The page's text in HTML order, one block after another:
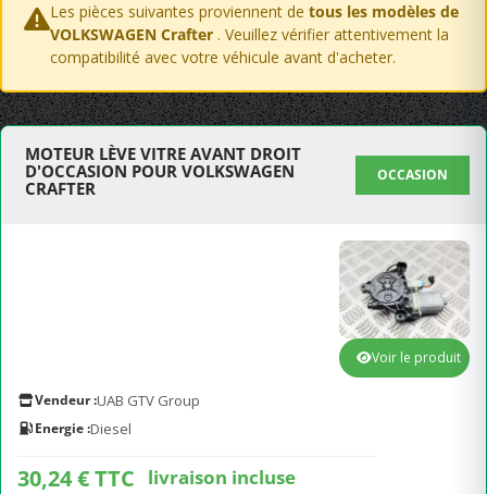
Les pièces suivantes proviennent de tous les modèles de
VOLKSWAGEN Crafter . Veuillez vérifier attentivement la
compatibilité avec votre véhicule avant d'acheter.
MOTEUR LÈVE VITRE AVANT DROIT
D'OCCASION POUR VOLKSWAGEN
CRAFTER
OCCASION
Vendeur :UAB GTV Group
Energie :Diesel
30,24 € TTC livraison incluse
Voir le produit